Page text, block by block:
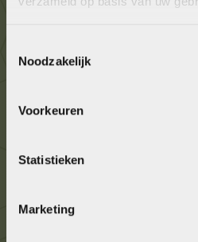
Noodzakelijk
Voorkeuren
Statistieken
Marketing
036 5304422
Kom langs!